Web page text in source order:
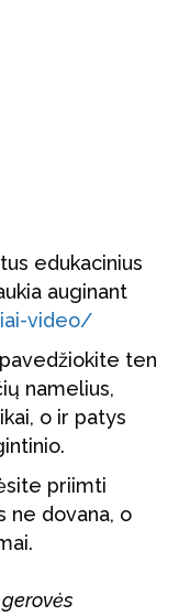
edukacinius
auginant
video/
ten
namelius,
o ir patys
priimti
ne dovana, o